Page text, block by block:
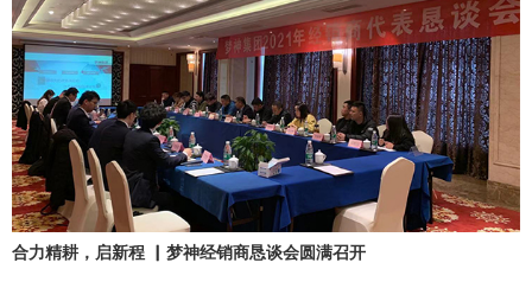
合力精耕，启新程 ▏梦神经销商恳谈会圆满召开